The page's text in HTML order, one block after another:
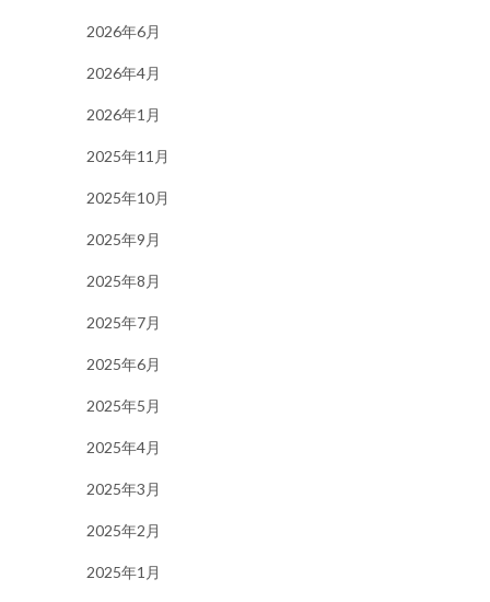
2026年6月
2026年4月
2026年1月
2025年11月
2025年10月
2025年9月
2025年8月
2025年7月
2025年6月
2025年5月
2025年4月
2025年3月
2025年2月
2025年1月